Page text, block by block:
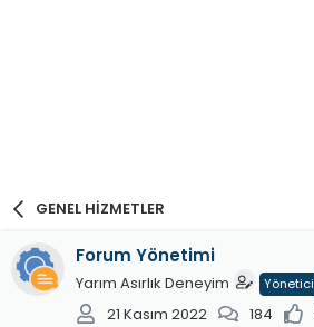
GENEL HİZMETLER
Forum Yönetimi
Yarım Asırlık Deneyim Yönetici
21 Kasım 2022 184